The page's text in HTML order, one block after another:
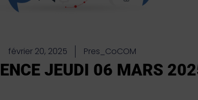
février 20, 2025 Pres_CoCOM
JEUDI 06 MARS